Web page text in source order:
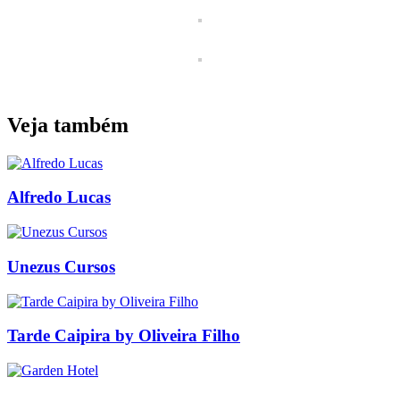
Veja também
Alfredo Lucas
Unezus Cursos
Tarde Caipira by Oliveira Filho